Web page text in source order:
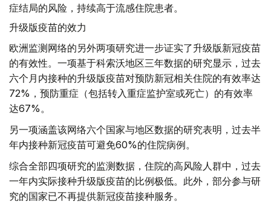
症结局的风险，持续高于流感住院患者。
升级版疫苗的效力
欧洲监测网络的另外两项研究进一步证实了升级版新冠疫苗
的有效性。一项基于科索沃地区三年数据的研究显示，过去
六个月内接种的升级版疫苗对预防新冠相关住院的有效率达
72%，预防重症（包括转入重症监护室或死亡）的有效率
达67%。
另一项涵盖该网络六个国家与地区数据的研究表明，过去半
年内接种新冠疫苗可避免60%的住院病例。
综合全部四项研究的监测数据，住院的高风险人群中，过去
一年内实际接种升级版疫苗的比例极低。此外，部分参与研
究的国家已不再提供新冠疫苗接种服务。